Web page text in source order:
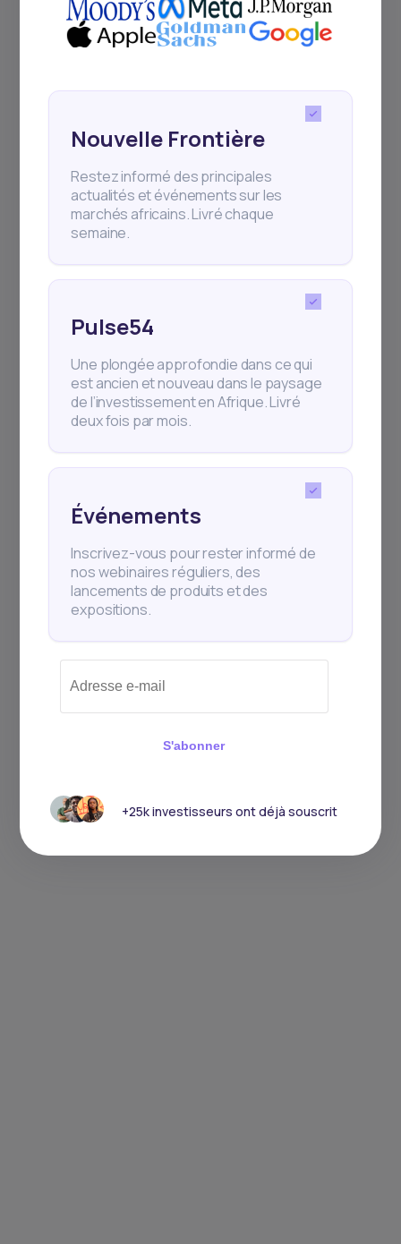
Événements
Inscrivez-vous pour rester informé de
+25k investisseurs ont déjà souscrit
Nouvelle Frontière
Restez informé des principales
actualités et événements sur les
marchés africains. Livré chaque
semaine.
Pulse54
Une plongée approfondie dans ce qui
est ancien et nouveau dans le paysage
de l’investissement en Afrique. Livré
deux fois par mois.
Événements
Inscrivez-vous pour rester informé de
nos webinaires réguliers, des
lancements de produits et des
expositions.
S'abonner
+25k investisseurs ont déjà souscrit